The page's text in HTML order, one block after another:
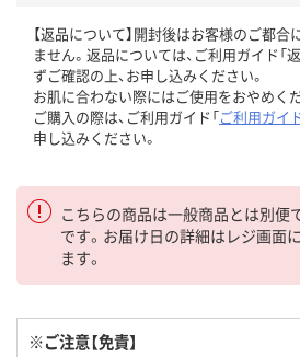
【返品について】開封後はお客様のご都
ません。返品については、ご利用ガイド「
ずご確認の上、お申し込みください。
お肌に合わない際にはご使用をおやめくだ
ご購入の際は、ご利用ガイド「ご利用ガイ
申し込みください。
こちらの商品は一般商品とは別便
です。お届け日の詳細はレジ画面
ます。
※ご注意【免責】